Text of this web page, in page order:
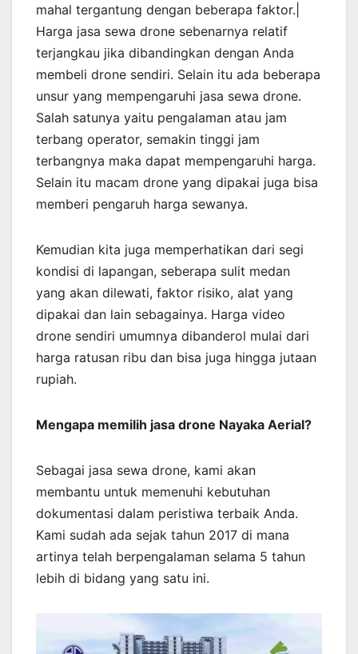
mahal tergantung dengan beberapa faktor.|
Harga jasa sewa drone sebenarnya relatif
terjangkau jika dibandingkan dengan Anda
membeli drone sendiri. Selain itu ada beberapa
unsur yang mempengaruhi jasa sewa drone.
Salah satunya yaitu pengalaman atau jam
terbang operator, semakin tinggi jam
terbangnya maka dapat mempengaruhi harga.
Selain itu macam drone yang dipakai juga bisa
memberi pengaruh harga sewanya.
Kemudian kita juga memperhatikan dari segi
kondisi di lapangan, seberapa sulit medan
yang akan dilewati, faktor risiko, alat yang
dipakai dan lain sebagainya. Harga video
drone sendiri umumnya dibanderol mulai dari
harga ratusan ribu dan bisa juga hingga jutaan
rupiah.
Mengapa memilih jasa drone Nayaka Aerial?
Sebagai jasa sewa drone, kami akan
membantu untuk memenuhi kebutuhan
dokumentasi dalam peristiwa terbaik Anda.
Kami sudah ada sejak tahun 2017 di mana
artinya telah berpengalaman selama 5 tahun
lebih di bidang yang satu ini.